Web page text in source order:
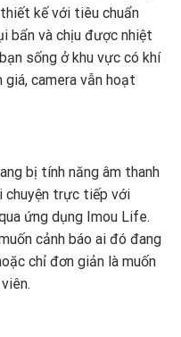
kế với tiêu chuẩn
bẩn và chịu được nhiệt
sống ở khu vực có khí
giá, camera vẫn hoạt
bị tính năng âm thanh
chuyện trực tiếp với
ứng dụng Imou Life.
cảnh báo ai đó đang
chỉ đơn giản là muốn